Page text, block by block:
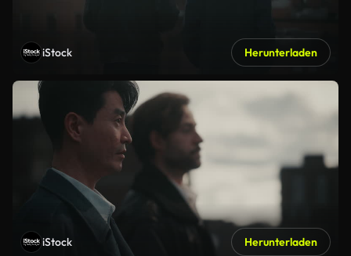
iStock Herunterladen
iStock Herunterladen